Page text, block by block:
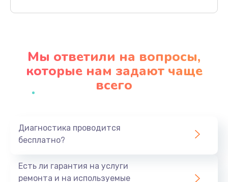
Заказать
Профилактическая чистка
Заказать
Мы ответили на вопросы,
которые нам задают чаще
всего
Диагностика проводится
бесплатно?
Есть ли гарантия на услуги
ремонта и на используемые